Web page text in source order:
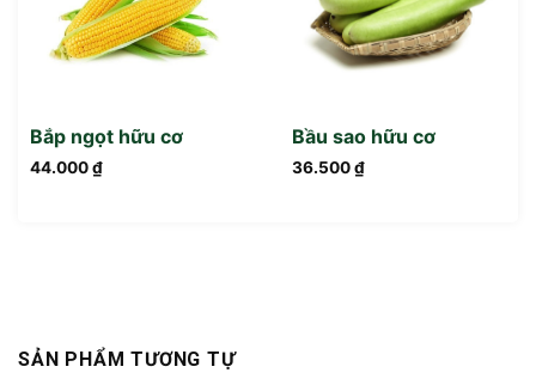
Bắp ngọt hữu cơ
44.000₫
Bầu sao hữu cơ
36.500₫
SẢN PHẨM TƯƠNG TỰ